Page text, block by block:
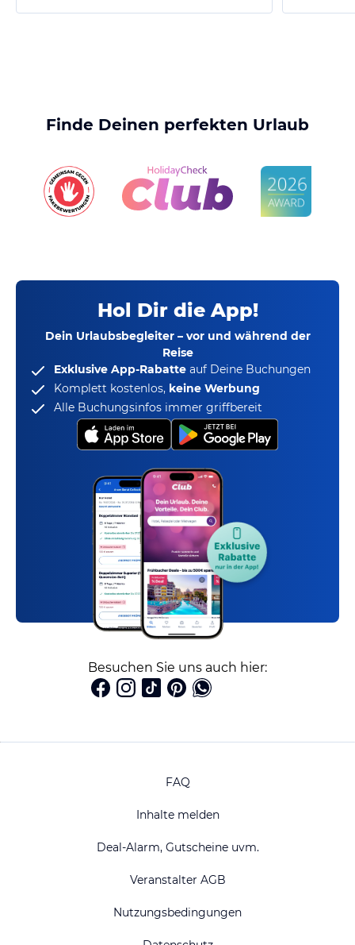
Finde Deinen perfekten Urlaub
Hol Dir die App!
Dein Urlaubsbegleiter – vor und während der
Reise
Exklusive App-Rabatte auf Deine Buchungen
Komplett kostenlos, keine Werbung
Alle Buchungsinfos immer griffbereit
Besuchen Sie uns auch hier:
FAQ
Inhalte melden
Deal-Alarm, Gutscheine uvm.
Veranstalter AGB
Nutzungsbedingungen